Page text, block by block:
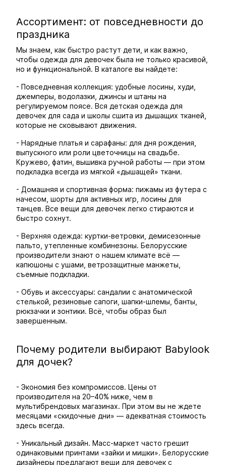
Ассортимент: от повседневности до
праздника
Мы знаем, как быстро растут дети, и как важно,
чтобы одежда для девочек была не только красивой,
но и функциональной. В каталоге вы найдете:
- Повседневная коллекция: удобные лосины, худи,
джемперы, водолазки, джинсы и штаны на
регулируемом поясе. Вся детская одежда для
девочек для сада и школы сшита из дышащих тканей,
которые не сковывают движения.
- Нарядные платья и сарафаны: для дня рождения,
выпускного или роли цветочницы на свадьбе.
Кружево, фатин, вышивка ручной работы — при этом
подкладка всегда из мягкой «дышащей» ткани.
- Домашняя и спортивная форма: пижамы из футера с
начесом, шорты для активных игр, лосины для
танцев. Все вещи для девочек легко стираются и
быстро сохнут.
- Верхняя одежда: куртки-ветровки, демисезонные
пальто, утепленные комбинезоны. Белорусские
производители знают о нашем климате всё —
капюшоны с ушами, ветрозащитные манжеты,
съемные подкладки.
- Обувь и аксессуары: сандалии с анатомической
стелькой, резиновые сапоги, шапки-шлемы, банты,
рюкзачки и зонтики. Всё, чтобы образ был
завершенным.
Почему родители выбирают Babylook
для дочек?
- Экономия без компромиссов. Цены от
производителя на 20–40% ниже, чем в
мультибрендовых магазинах. При этом вы не ждете
месяцами «скидочные дни» — адекватная стоимость
здесь всегда.
- Уникальный дизайн. Масс-маркет часто грешит
одинаковыми принтами «зайки и мишки». Белорусские
дизайнеры предлагают вещи для девочек с